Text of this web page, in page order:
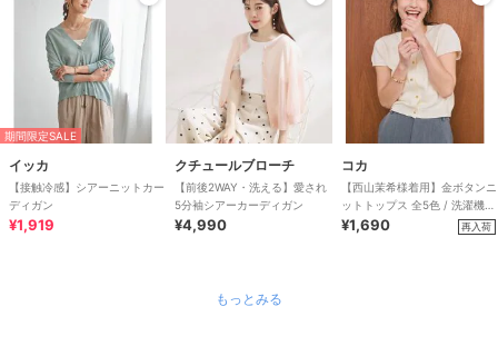
期間限定SALE
イッカ
【接触冷感】シアーニットカー
ディガン
¥1,919
クチュールブローチ
【前後2WAY・洗える】愛され
5分袖シアーカーディガン
¥4,990
コカ
【西山茉希様着用】金ボタンニ
ットトップス 全5色 / 洗濯機
OK
¥1,690 再入荷
もっとみる